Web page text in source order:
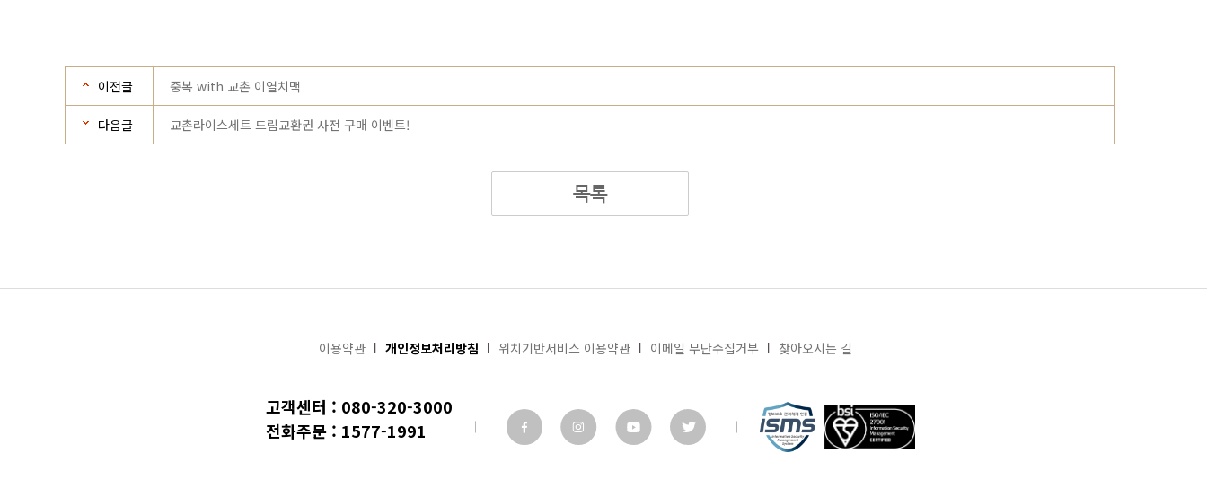
이전글 중복 with 교촌 이열치맥
다음글 교촌라이스세트 드림교환권 사전 구매 이벤트!
목록
이용약관 개인정보처리방침 위치기반서비스 이용약관 이메일 무단수집거부 찾아오시는 길
고객센터 : 080-320-3000
전화주문 : 1577-1991